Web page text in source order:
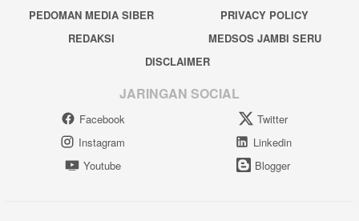
PEDOMAN MEDIA SIBER
PRIVACY POLICY
REDAKSI
MEDSOS JAMBI SERU
DISCLAIMER
JARINGAN SOCIAL
Facebook
Twitter
Instagram
Linkedin
Youtube
Blogger